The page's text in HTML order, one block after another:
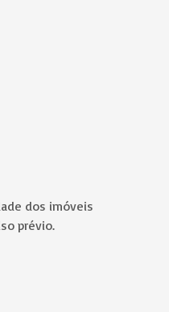
dos imóveis
prévio.